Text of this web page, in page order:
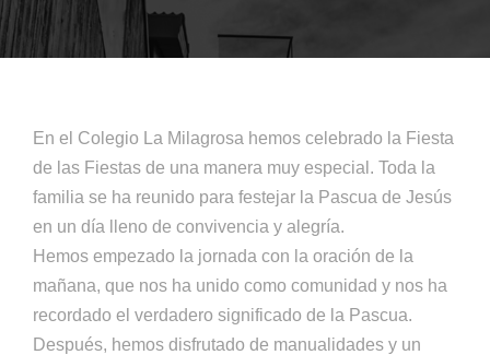
En el Colegio La Milagrosa hemos celebrado la Fiesta
de las Fiestas de una manera muy especial. Toda la
familia se ha reunido para festejar la Pascua de Jesús
en un día lleno de convivencia y alegría.
Hemos empezado la jornada con la oración de la
mañana, que nos ha unido como comunidad y nos ha
recordado el verdadero significado de la Pascua.
Después, hemos disfrutado de manualidades y un